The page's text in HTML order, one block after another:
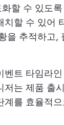
할 수 있도
치할 수 있어
을 추적하고,
벤트 타임라
저는 제품 출
계를 효율적